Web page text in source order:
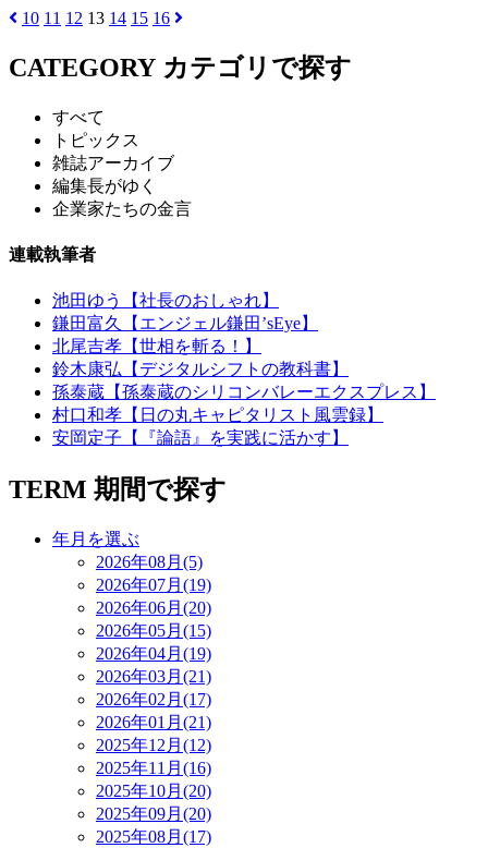
10 11 12 13 14 15 16
CATEGORY カテゴリで探す
すべて
トピックス
雑誌アーカイブ
編集長がゆく
企業家たちの金言
連載執筆者
池田ゆう【社長のおしゃれ】
鎌田富久【エンジェル鎌田’sEye】
北尾吉孝【世相を斬る！】
鈴木康弘【デジタルシフトの教科書】
孫泰蔵【孫泰蔵のシリコンバレーエクスプレス】
村口和孝【日の丸キャピタリスト風雲録】
安岡定子【『論語』を実践に活かす】
TERM 期間で探す
年月を選ぶ
2026年08月(5)
2026年07月(19)
2026年06月(20)
2026年05月(15)
2026年04月(19)
2026年03月(21)
2026年02月(17)
2026年01月(21)
2025年12月(12)
2025年11月(16)
2025年10月(20)
2025年09月(20)
2025年08月(17)